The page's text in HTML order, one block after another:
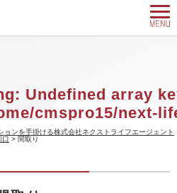
: Undefined array
cmspro15/next-
public_html/
on line9
ンを手掛ける株式会社ネクストライフエージェント
口 > 間取り